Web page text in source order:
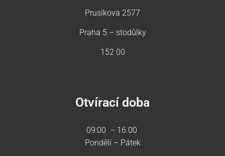
Prusíkova 2577
Praha 5 – stodůlky
152 00
Otvírací doba
09:00 – 16.00
Pondělí – Pátek